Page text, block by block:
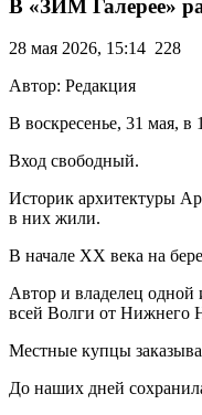
В «ЗИМ Галерее»
28 мая 2026, 15:14 228
Автор: Редакция
В воскресенье, 31 мая,
Вход свободный.
Историк архитектуры
в них жили.
В начале ХХ века на
Автор и владелец одной
всей Волги от Нижнего
Местные купцы
До наших дней